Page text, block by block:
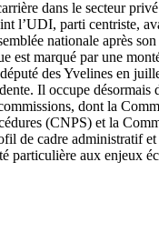
dans le secteur
l’UDI, parti centriste,
nationale après
est marqué par une
des Yvelines en
Il occupe désormais
dont la
(CNPS) et la
de cadre administratif
particulière aux enjeux